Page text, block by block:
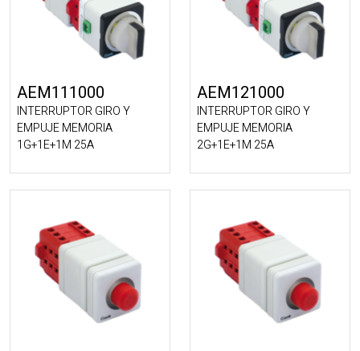
AEM111000
INTERRUPTOR GIRO Y
EMPUJE MEMORIA
1G+1E+1M 25A
AEM121000
INTERRUPTOR GIRO Y
EMPUJE MEMORIA
2G+1E+1M 25A